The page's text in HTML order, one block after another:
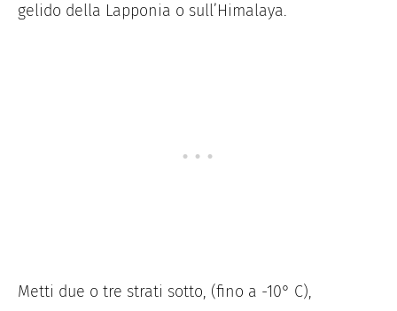
gelido della Lapponia o sull’Himalaya.
Metti due o tre strati sotto, (fino a -10° C),